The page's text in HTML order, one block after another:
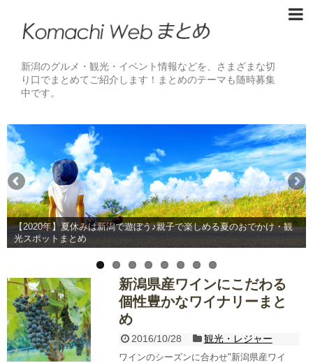
新潟のグルメ・観光・イベント情報などを、さまざまな切
り口でまとめてご紹介します！まとめのテーマも随時募集
中です。
【2020年】夏休みは新潟で遊ぼう♪親子で楽しめる夏のおでかけ・観
光スポットまとめ
新潟県産ワインにこだわる
個性豊かなワイナリーまと
め
2016/10/28 観光・レジャー
ワインのシーズンに合わせ"新潟県産ワイ